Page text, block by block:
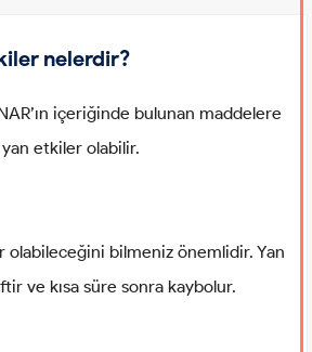
nelerdir?
içeriğinde bulunan maddelere
etkiler olabilir.
olabileceğini bilmeniz önemlidir. Yan
ve kısa süre sonra kaybolur.